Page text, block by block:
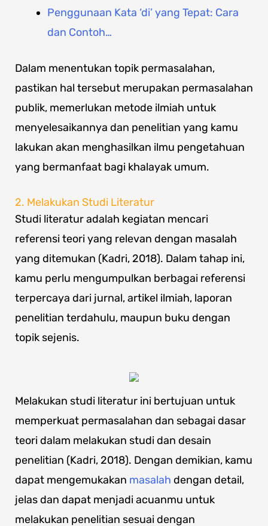
Penggunaan Kata ‘di’ yang Tepat: Cara
dan Contoh…
Dalam menentukan topik permasalahan,
pastikan hal tersebut merupakan permasalahan
publik, memerlukan metode ilmiah untuk
menyelesaikannya dan penelitian yang kamu
lakukan akan menghasilkan ilmu pengetahuan
yang bermanfaat bagi khalayak umum.
2. Melakukan Studi Literatur
Studi literatur adalah kegiatan mencari
referensi teori yang relevan dengan masalah
yang ditemukan (Kadri, 2018). Dalam tahap ini,
kamu perlu mengumpulkan berbagai referensi
terpercaya dari jurnal, artikel ilmiah, laporan
penelitian terdahulu, maupun buku dengan
topik sejenis.
Melakukan studi literatur ini bertujuan untuk
memperkuat permasalahan dan sebagai dasar
teori dalam melakukan studi dan desain
penelitian (Kadri, 2018). Dengan demikian, kamu
dapat mengemukakan masalah dengan detail,
jelas dan dapat menjadi acuanmu untuk
melakukan penelitian sesuai dengan